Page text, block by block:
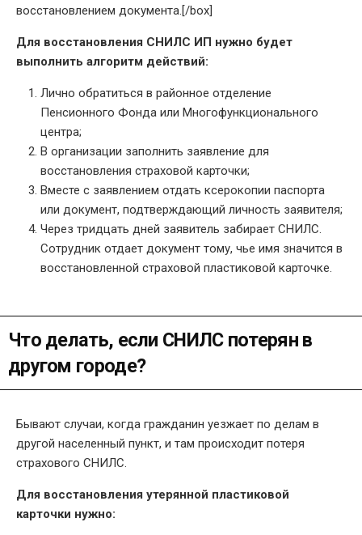
восстановлением документа.[/box]
Для восстановления СНИЛС ИП нужно будет
выполнить алгоритм действий:
Лично обратиться в районное отделение
Пенсионного Фонда или Многофункционального
центра;
В организации заполнить заявление для
восстановления страховой карточки;
Вместе с заявлением отдать ксерокопии паспорта
или документ, подтверждающий личность заявителя;
Через тридцать дней заявитель забирает СНИЛС.
Сотрудник отдает документ тому, чье имя значится в
восстановленной страховой пластиковой карточке.
Что делать, если СНИЛС потерян в
другом городе?
Бывают случаи, когда гражданин уезжает по делам в
другой населенный пункт, и там происходит потеря
страхового СНИЛС.
Для восстановления утерянной пластиковой
карточки нужно: